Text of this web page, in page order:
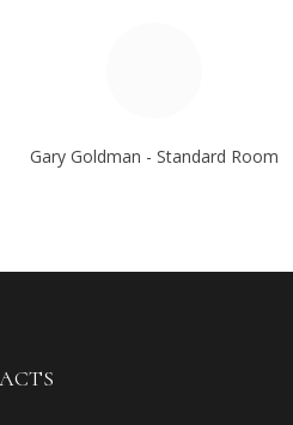
Gary Goldman - Standard Room